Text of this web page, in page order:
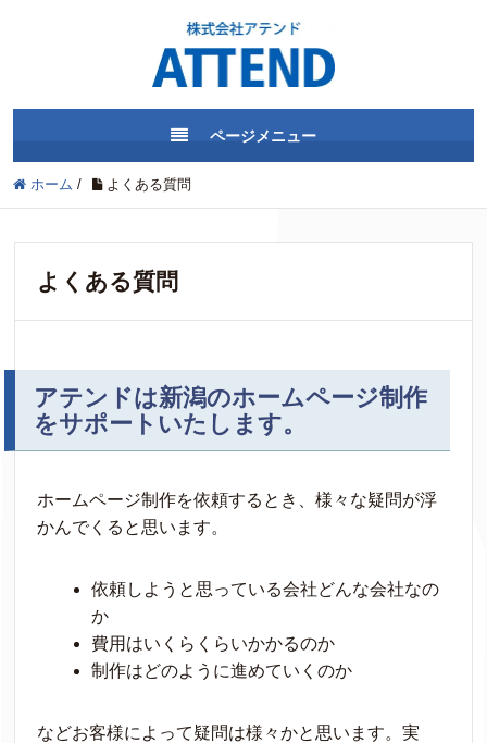
ページメニュー
ホーム / よくある質問
よくある質問
アテンドは新潟のホームページ制作
をサポートいたします。
ホームページ制作を依頼するとき、様々な疑問が浮
かんでくると思います。
依頼しようと思っている会社どんな会社なの
か
費用はいくらくらいかかるのか
制作はどのように進めていくのか
などお客様によって疑問は様々かと思います。実